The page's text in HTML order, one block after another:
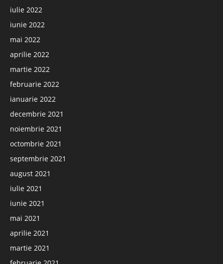
iulie 2022
iunie 2022
mai 2022
aprilie 2022
martie 2022
februarie 2022
ianuarie 2022
decembrie 2021
noiembrie 2021
octombrie 2021
septembrie 2021
august 2021
iulie 2021
iunie 2021
mai 2021
aprilie 2021
martie 2021